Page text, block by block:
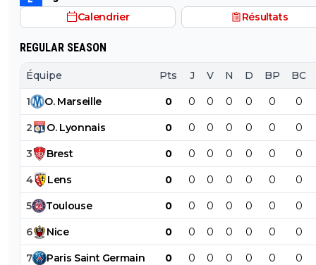
Calendrier Résultats
REGULAR SEASON
Équipe Pts J V N D BP BC
1 O. Marseille 0 0 0 0 0 0 0
2 O. Lyonnais 0 0 0 0 0 0 0
3 Brest 0 0 0 0 0 0 0
4 Lens 0 0 0 0 0 0 0
5 Toulouse 0 0 0 0 0 0 0
6 Nice 0 0 0 0 0 0 0
7 Paris Saint Germain 0 0 0 0 0 0 0